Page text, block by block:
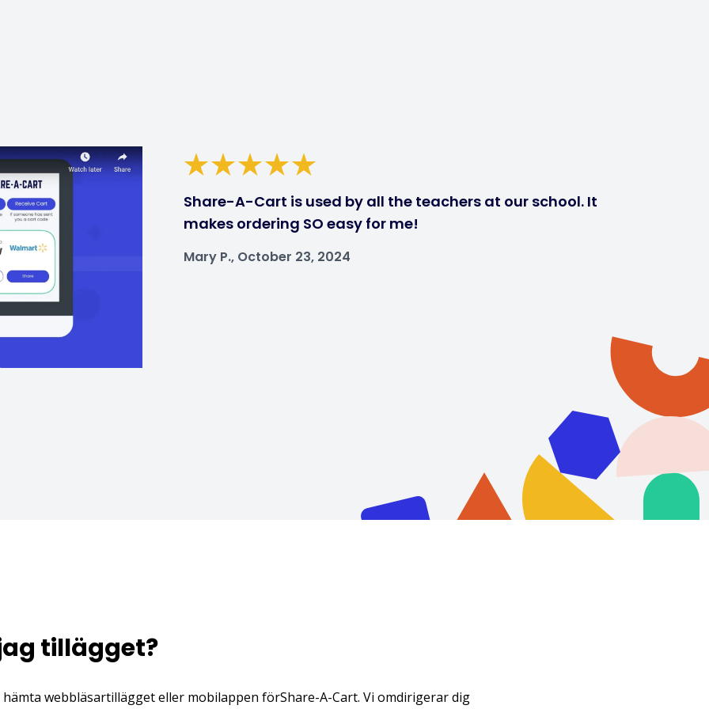
Share-A-Cart is used by all the teachers at our school. It
makes ordering SO easy for me!
Mary P., October 23, 2024
tillägget?
webbläsartillägget eller mobilappen förShare-A-Cart. Vi omdirigerar dig